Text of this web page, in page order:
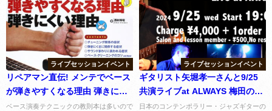
ライブセッションイベント
リペアマン直伝! メンテでベース
が弾きやすくなる理由 弾きにく
い理由：教則本レビュー
ベース演奏テクニックの教則本は多いので
ライブセッションイベント
ギタリスト矢堀孝一さんと9/25
共演ライブat ALWAYS 梅田のお
知らせ
日本のコンテンポラリー・ジャズギターの